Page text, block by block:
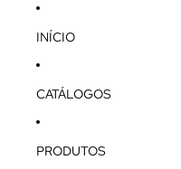
INÍCIO
CATÁLOGOS
PRODUTOS